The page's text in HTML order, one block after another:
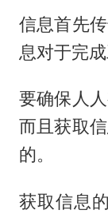
信息首先
息对于完
要确保人
而且获取
的。
获取信息